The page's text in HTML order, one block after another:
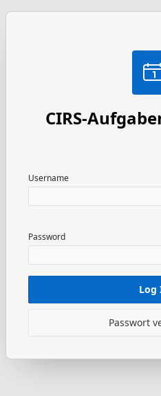
CIRS-
Username
Password
Log
Passwort